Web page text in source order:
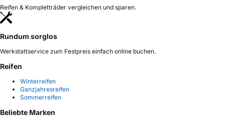
Reifen & Kompletträder vergleichen und sparen.
Rundum sorglos
Werkstattservice zum Festpreis einfach online buchen.
Reifen
Winterreifen
Ganzjahresreifen
Sommerreifen
Beliebte Marken